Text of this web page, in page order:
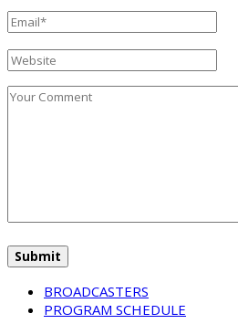
BROADCASTERS
PROGRAM SCHEDULE